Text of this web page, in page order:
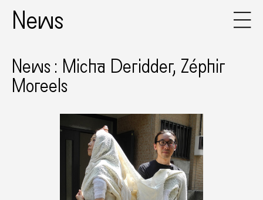
News
News : Micha Deridder, Zéphir
Moreels